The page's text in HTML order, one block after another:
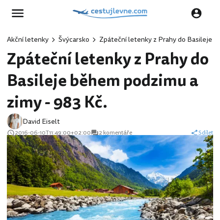
Akční letenky Švýcarsko Zpáteční letenky z Prahy do Basileje
Zpáteční letenky z Prahy do
Basileje během podzimu a
zimy - 983 Kč.
David Eiselt
2016-06-10T11:49:00+02:00 2 komentáře Sdílet